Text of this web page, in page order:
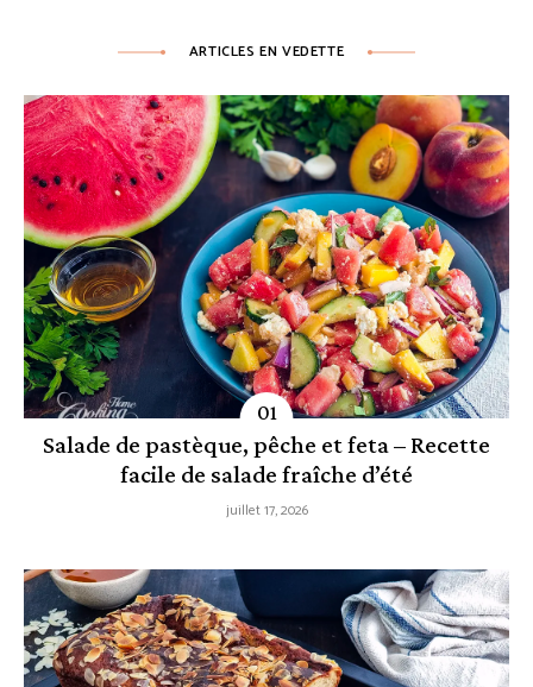
ARTICLES EN VEDETTE
Salade de pastèque, pêche et feta – Recette
facile de salade fraîche d’été
juillet 17, 2026